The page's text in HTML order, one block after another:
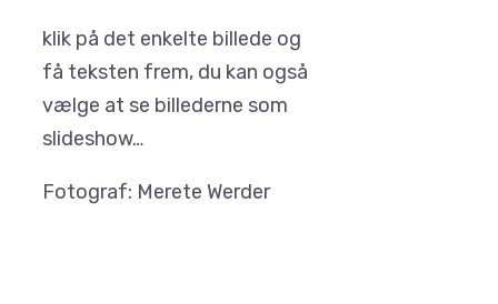
klik på det enkelte billede og
få teksten frem, du kan også
vælge at se billederne som
slideshow…
Fotograf: Merete Werder